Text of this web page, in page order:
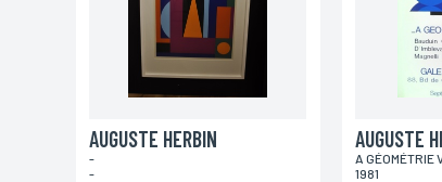
*Champs obligatoires
Conformément à la loi «informatique et Libertés»
aux informations qui vous concernent, en vous
AUGUSTE HERBIN
-
-
AUGUSTE
A GÉOMÉTRIE
1981